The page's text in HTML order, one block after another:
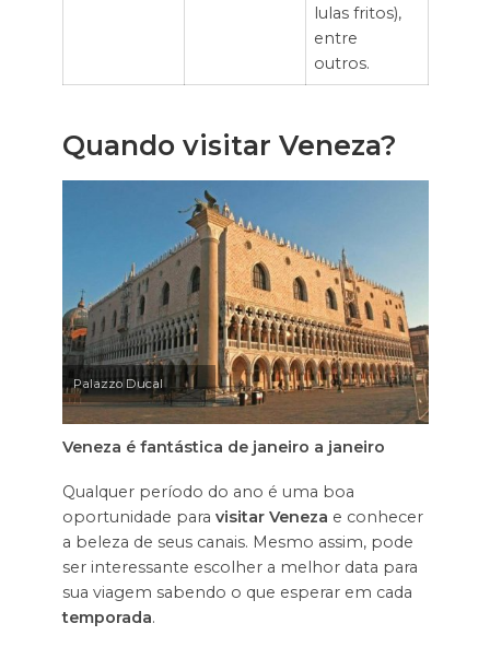
lulas fritos),
entre
outros.
Quando visitar Veneza?
Palazzo Ducal
Veneza é fantástica de janeiro a janeiro
Qualquer período do ano é uma boa
oportunidade para visitar Veneza e conhecer
a beleza de seus canais. Mesmo assim, pode
ser interessante escolher a melhor data para
sua viagem sabendo o que esperar em cada
temporada.